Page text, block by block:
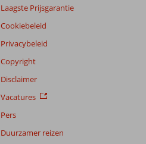
Laagste Prijsgarantie
Cookiebeleid
Privacybeleid
Copyright
Disclaimer
Vacatures
Pers
Duurzamer reizen